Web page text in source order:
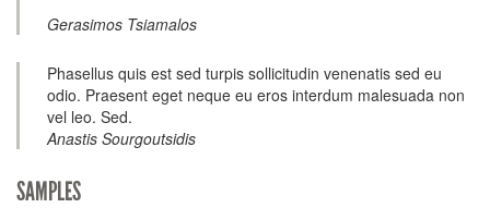
Gerasimos Tsiamalos
Phasellus quis est sed turpis sollicitudin venenatis sed eu
odio. Praesent eget neque eu eros interdum malesuada non
vel leo. Sed.
Anastis Sourgoutsidis
SAMPLES